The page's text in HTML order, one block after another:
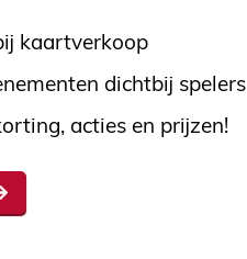
kaartverkoop
dichtbij spelers
acties en prijzen!